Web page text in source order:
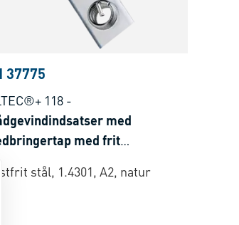
37775
118 -
med
med frit
stål, 1.4301, A2, natur